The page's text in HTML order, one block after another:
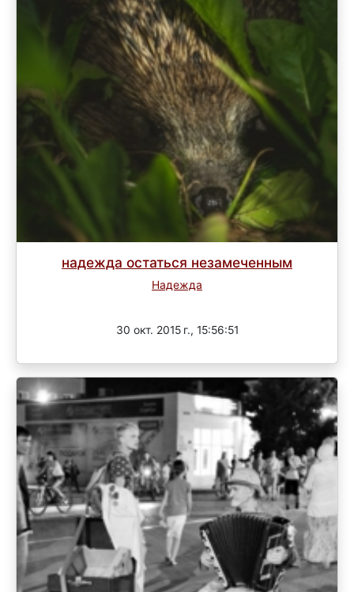
надежда остаться незамеченным
Надежда
30 окт. 2015 г., 15:56:51